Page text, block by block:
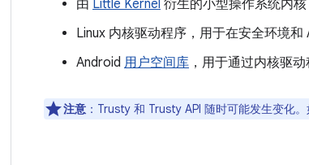
由 Little Kernel 衍生的小型操作系统内核
Linux 内核驱动程序，用于在安全环境
Android 用户空间库 ，用于通过内核驱
注意 ：Trusty 和 Trusty API 随时可能发生变化